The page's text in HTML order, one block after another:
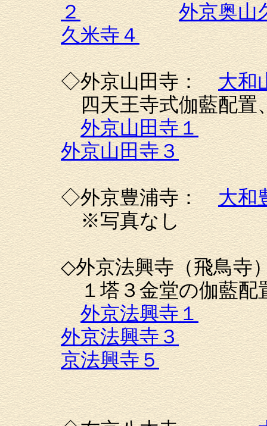
２
外京奥山
久米寺４
◇外京山田寺：大和
四天王寺式伽藍配置
外京山田寺１
外京山田寺３
◇外京豊浦寺：大和
※写真なし
◇外京法興寺（飛
１塔３金堂の伽藍配
外京法興寺１
外京法興寺３
京法興寺５